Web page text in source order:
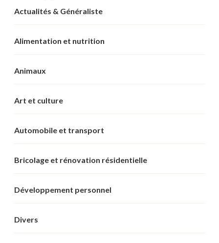
Actualités & Généraliste
Alimentation et nutrition
Animaux
Art et culture
Automobile et transport
Bricolage et rénovation résidentielle
Développement personnel
Divers